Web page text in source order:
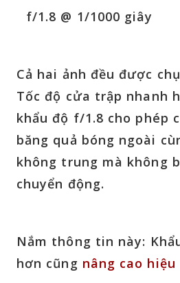
f/1.8 @ 1/1000 giây
Cả hai ảnh đều được
Tốc độ cửa trập nhanh
khẩu độ f/1.8 cho phép
băng quả bóng ngoài
không trung mà không
chuyển động.
Nắm thông tin này:
hơn cũng nâng cao hiệu